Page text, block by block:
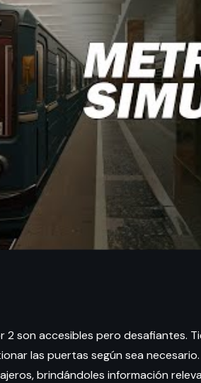
2 son accesibles pero desafiantes.
las puertas según sea
brindándoles información